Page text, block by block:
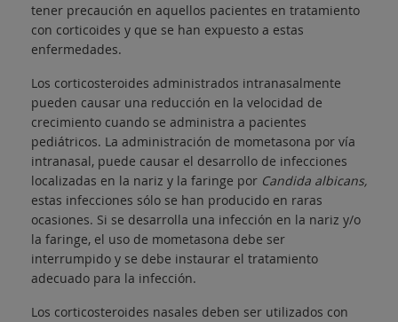
tener precaución en aquellos pacientes en tratamiento
con corticoides y que se han expuesto a estas
enfermedades.
Los corticosteroides administrados intranasalmente
pueden causar una reducción en la velocidad de
crecimiento cuando se administra a pacientes
pediátricos. La administración de mometasona por vía
intranasal, puede causar el desarrollo de infecciones
localizadas en la nariz y la faringe por Candida albicans,
estas infecciones sólo se han producido en raras
ocasiones. Si se desarrolla una infección en la nariz y/o
la faringe, el uso de mometasona debe ser
interrumpido y se debe instaurar el tratamiento
adecuado para la infección.
Los corticosteroides nasales deben ser utilizados con